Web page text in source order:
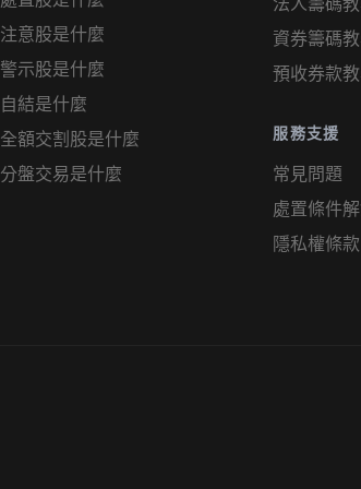
注意股是什麼
警示股是什麼
自結是什麼
全額交割股是什麼
分盤交易是什麼
法人籌碼
資券籌碼
預收券款
服務支援
常見問題
處置條件
隱私權條款